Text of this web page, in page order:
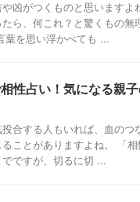
凶がつくものと思いますよ
たら、何これ？と驚くもの
葉を思い浮かべても ...
性占い！気になる親
合する人もいれば、血のつ
ことがありますよね。 「
ですが、切るに切 ...